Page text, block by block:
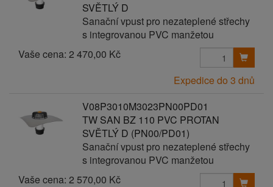
SVĚTLÝ D
Sanační vpust pro nezateplené střechy
s integrovanou PVC manžetou
Vaše cena: 2 470,00 Kč
Expedice do 3 dnů
V08P3010M3023PN00PD01
TW SAN BZ 110 PVC PROTAN
SVĚTLÝ D (PN00/PD01)
Sanační vpust pro nezateplené střechy
s integrovanou PVC manžetou
Vaše cena: 2 570,00 Kč